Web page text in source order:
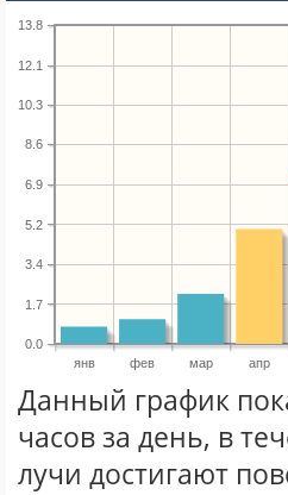
янв фев мар апр
0.0
1.7
3.4
5.2
6.9
8.6
10.3
12.1
13.8
Данный график
часов за день, в
лучи достигают